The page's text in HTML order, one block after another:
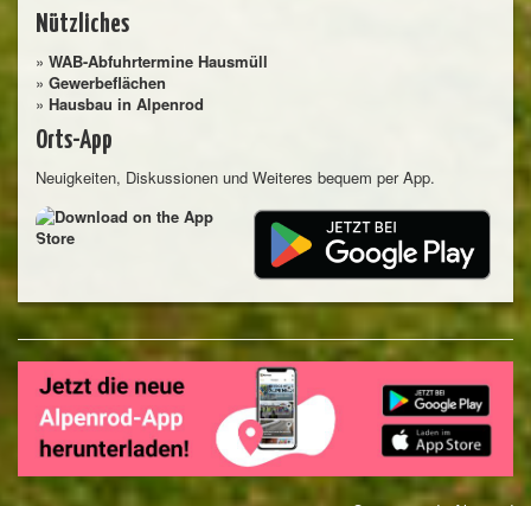
Nützliches
» WAB-Abfuhrtermine Hausmüll
» Gewerbeflächen
» Hausbau in Alpenrod
Orts-App
Neuigkeiten, Diskussionen und Weiteres bequem per App.